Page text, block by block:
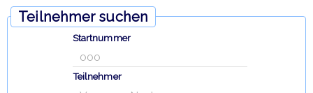
Teilnehmer suchen
Startnummer
Teilnehmer